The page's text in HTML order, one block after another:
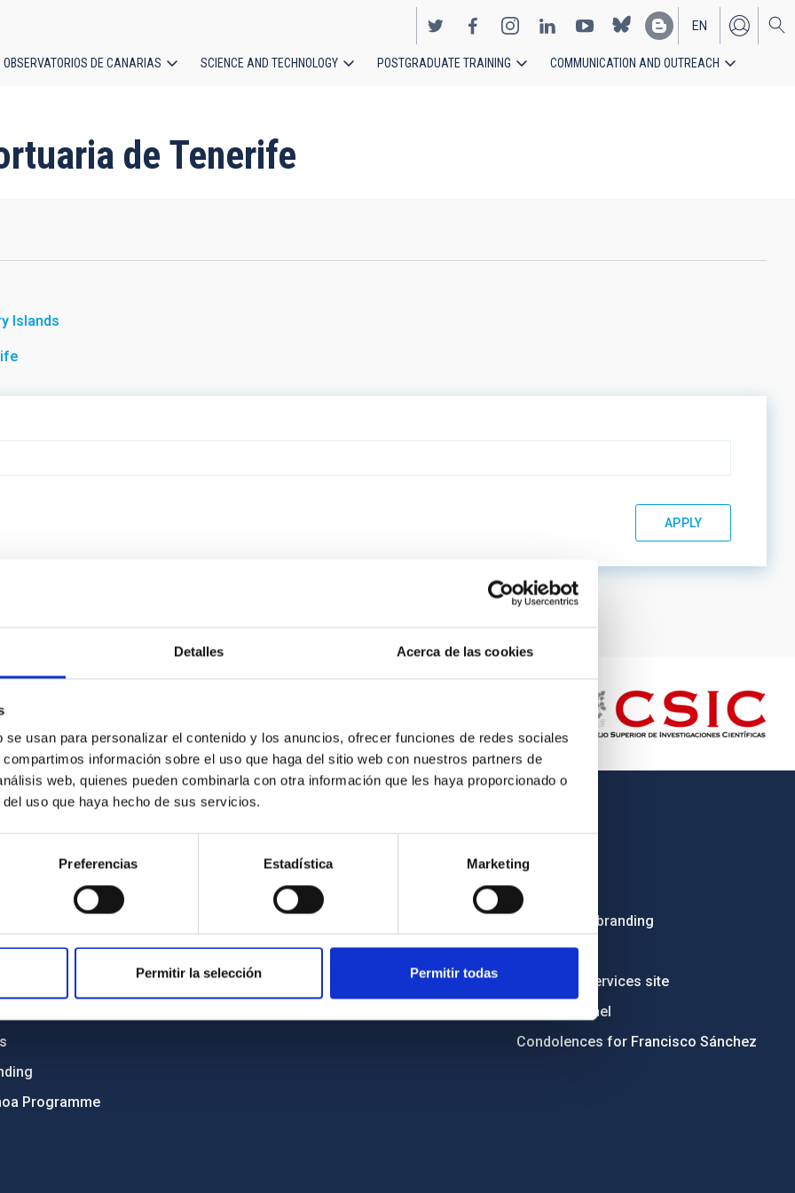
Detalles Acerca de las cookies
usan para personalizar el contenido y los anuncios, ofrecer funciones de redes sociales
información sobre el uso que haga del sitio web con nuestros partners de
web, quienes pueden combinarla con otra información que les haya proporcionado o
uso que haya hecho de sus servicios.
Preferencias Estadística Marketing
Permitir la selección Permitir todas
EN
ES
OBSERVATORIOS DE CANARIAS SCIENCE AND TECHNOLOGY POSTGRADUATE TRAINING COMMUNICATION AND OUTREACH
de Tenerife
Islands
and diversity
Programme
Sitemap
Privacy policy
Cookies policy
Accessibility
Employment
Tenders
Institutional branding
RSS
Electronic services site
Ethics channel
Condolences for Francisco Sánchez